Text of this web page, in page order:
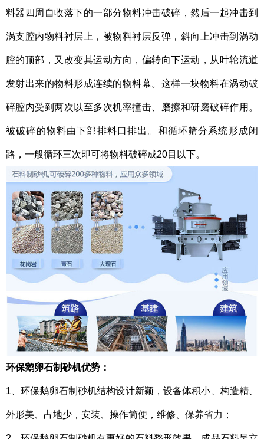
料器四周自收落下的一部分物料冲击破碎，然后一起冲击到
涡支腔内物料衬层上，被物料衬层反弹，斜向上冲击到涡动
腔的顶部，又改变其运动方向，偏转向下运动，从叶轮流道
发射出来的物料形成连续的物料幕。这样一块物料在涡动破
碎腔内受到两次以至多次机率撞击、磨擦和研磨破碎作用。
被破碎的物料由下部排料口排出。和循环筛分系统形成闭
路，一般循环三次即可将物料破碎成20目以下。
环保鹅卵石制砂机优势：
1、环保鹅卵石制砂机结构设计新颖 ，设备体积小、构造精、
外形美、占地少，安装、操作简便，维修、保养省力；